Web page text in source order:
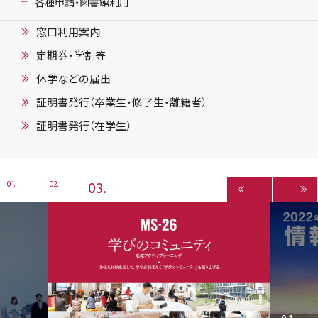
窓口利用案内
定期券・学割等
休学などの届出
証明書発行（卒業生・修了生・離籍者）
証明書発行（在学生）
1 2 3